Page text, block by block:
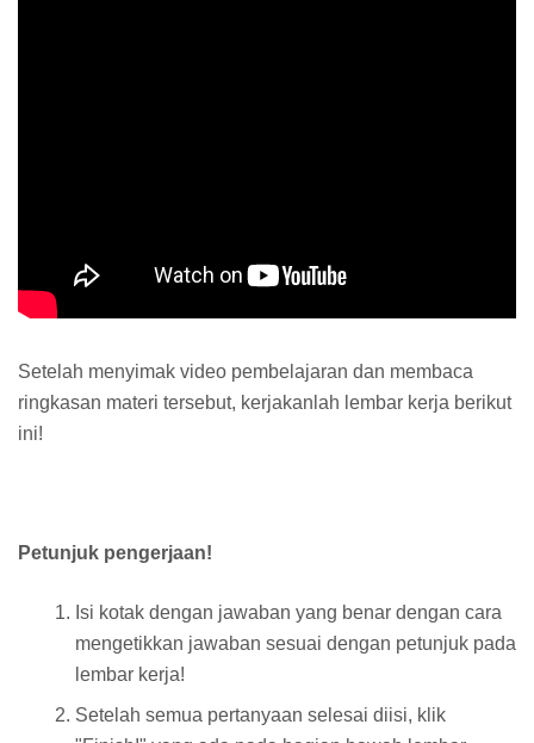
Setelah menyimak video pembelajaran dan membaca
ringkasan materi tersebut, kerjakanlah lembar kerja berikut
ini!
Petunjuk pengerjaan!
Isi kotak dengan jawaban yang benar dengan cara
mengetikkan jawaban sesuai dengan petunjuk pada
lembar kerja!
Setelah semua pertanyaan selesai diisi, klik